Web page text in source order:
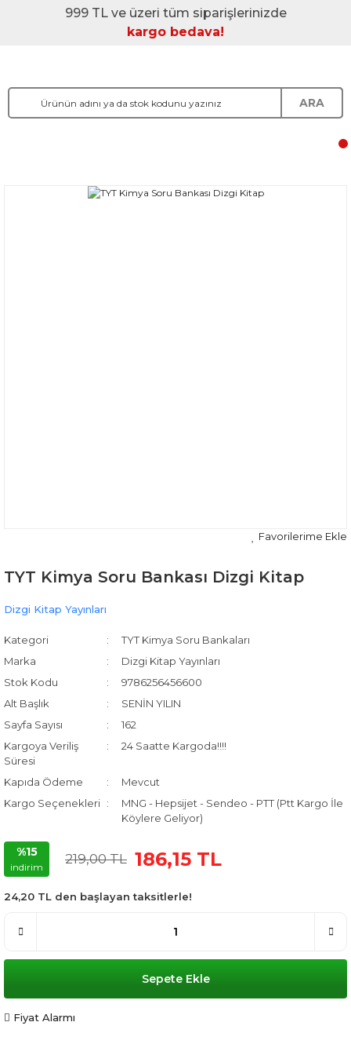
999 TL ve üzeri tüm siparişlerinizde
kargo bedava!
ARA
TYT Kimya Soru Bankası Dizgi Kitap
Dizgi Kitap Yayınları
Kategori
TYT Kimya Soru Bankaları
Marka
Dizgi Kitap Yayınları
Stok Kodu
9786256456600
Alt Başlık
SENİN YILIN
Sayfa Sayısı
162
Kargoya Veriliş
Süresi
24 Saatte Kargoda!!!!
Kapıda Ödeme
Mevcut
Kargo Seçenekleri
MNG - Hepsijet - Sendeo - PTT (Ptt Kargo İle
Köylere Geliyor)
%15
indirim
219,00 TL 186,15 TL
24,20 TL den başlayan taksitlerle!
Sepete Ekle
Fiyat Alarmı